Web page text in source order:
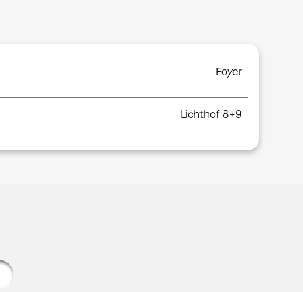
Foyer
Lichthof 8+9